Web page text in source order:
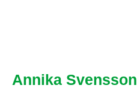
Annika Svensson